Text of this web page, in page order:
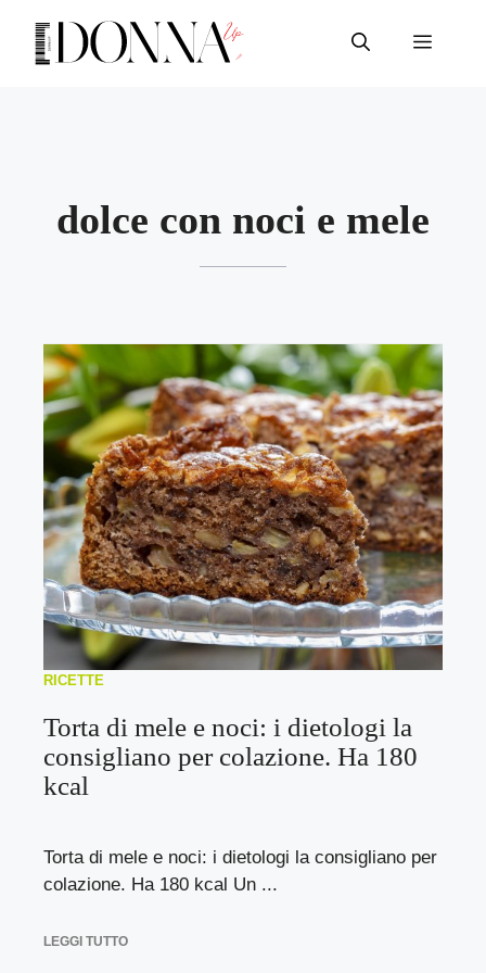
contenuto
Menu
dolce con noci e mele
RICETTE
Torta di mele e noci: i dietologi la
consigliano per colazione. Ha 180
kcal
Torta di mele e noci: i dietologi la consigliano per
colazione. Ha 180 kcal Un ...
LEGGI TUTTO